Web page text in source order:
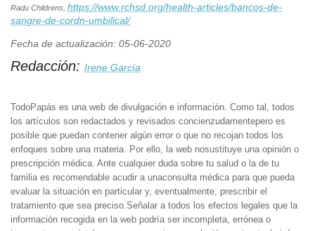
Radu Childrens, https://www.rchsd.org/health-articles/bancos-de-
sangre-de-cordn-umbilical/
Fecha de actualización: 05-06-2020
Redacción: Irene García
TodoPapás es una web de divulgación e información. Como tal, todos
los artículos son redactados y revisados concienzudamentepero es
posible que puedan contener algún error o que no recojan todos los
enfoques sobre una materia. Por ello, la web nosustituye una opinión o
prescripción médica. Ante cualquier duda sobre tu salud o la de tu
familia es recomendable acudir a unaconsulta médica para que pueda
evaluar la situación en particular y, eventualmente, prescribir el
tratamiento que sea preciso.Señalar a todos los efectos legales que la
información recogida en la web podría ser incompleta, errónea o